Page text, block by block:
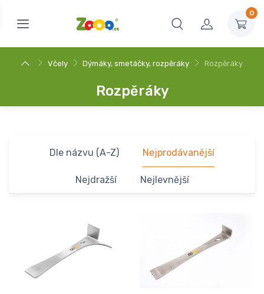
0
Včely Dýmáky, smetáčky, rozpěráky Rozpěráky
Rozpěráky
Dle názvu (A-Z) Nejprodávanější
Nejdražší Nejlevnější